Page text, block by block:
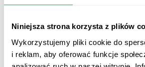
Niniejsza strona korzysta z plików
Wykorzystujemy pliki cookie do
i reklam, aby oferować funkcje
Niniejszym, zgodnie z art. 30 § 1 pkt 2
zawarcia umowy] pomiędzy XYZ Sp. z o.o.
Okres wypowiedzenia wynosi [długość